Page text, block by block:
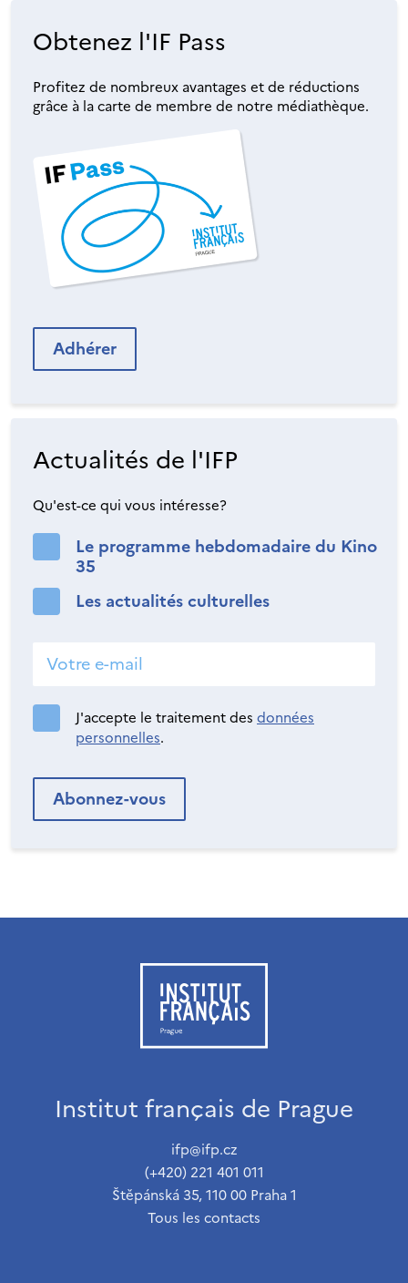
Obtenez l'IF Pass
Profitez de nombreux avantages et de réductions
grâce à la carte de membre de notre médiathèque.
Adhérer
Actualités de l'IFP
Qu'est-ce qui vous intéresse?
Le programme hebdomadaire du Kino
35
Les actualités culturelles
J'accepte le traitement des données
personnelles.
Institut français de Prague
ifp@ifp.cz
(+420) 221 401 011
Štěpánská 35, 110 00 Praha 1
Tous les contacts